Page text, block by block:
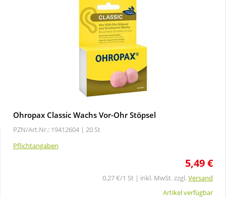
Täglich gut versorgt
Körperpflege & Kosmetik
Nahrungsergänzung
Natur & Homöopathie
Ohropax Classic Wachs Vor-Ohr Stöpsel
PZN/Art.Nr.: 19412604 | 20 St
Pflichtangaben
5,49 €
0,27 €/1 St | inkl. MwSt. zzgl.Versand
Artikel verfügbar